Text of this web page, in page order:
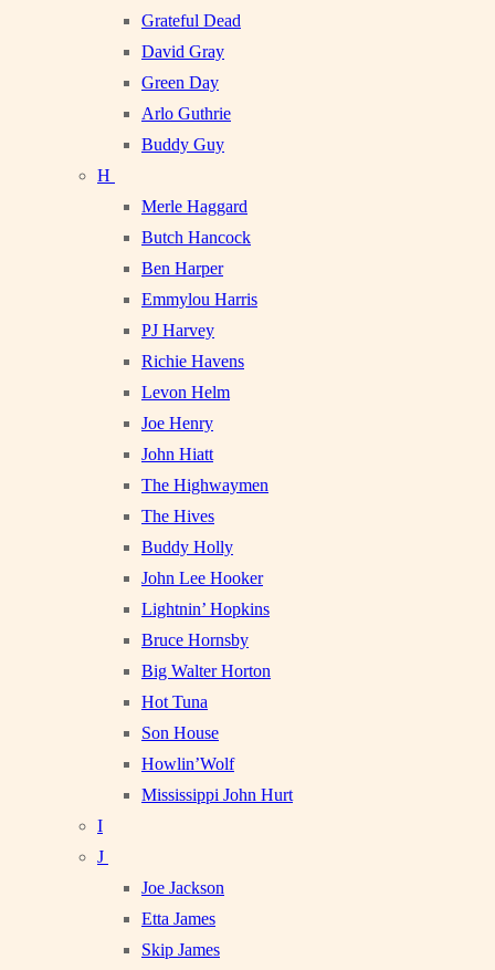
Grateful Dead
David Gray
Green Day
Arlo Guthrie
Buddy Guy
H
Merle Haggard
Butch Hancock
Ben Harper
Emmylou Harris
PJ Harvey
Richie Havens
Levon Helm
Joe Henry
John Hiatt
The Highwaymen
The Hives
Buddy Holly
John Lee Hooker
Lightnin’ Hopkins
Bruce Hornsby
Big Walter Horton
Hot Tuna
Son House
Howlin’Wolf
Mississippi John Hurt
I
J
Joe Jackson
Etta James
Skip James